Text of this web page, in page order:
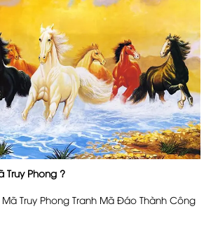
Truy Phong ?
Truy Phong Tranh Mã Đáo Thành Công